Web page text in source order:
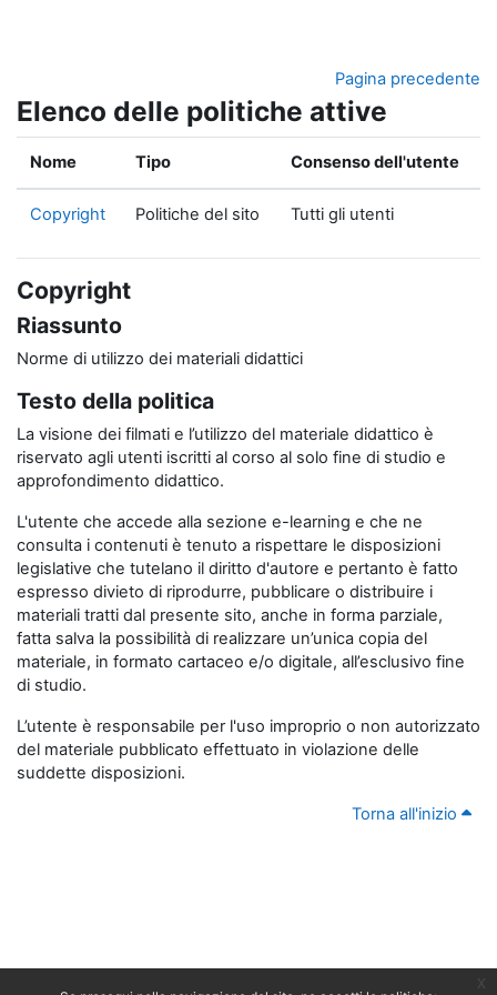
Pagina precedente
Elenco delle politiche attive
Nome Tipo Consenso dell'utente
Copyright Politiche del sito Tutti gli utenti
Copyright
Riassunto
Norme di utilizzo dei materiali didattici
Testo della politica
La visione dei filmati e l’utilizzo del materiale didattico è
riservato agli utenti iscritti al corso al solo fine di studio e
approfondimento didattico.
L'utente che accede alla sezione e-learning e che ne
consulta i contenuti è tenuto a rispettare le disposizioni
legislative che tutelano il diritto d'autore e pertanto è fatto
espresso divieto di riprodurre, pubblicare o distribuire i
materiali tratti dal presente sito, anche in forma parziale,
fatta salva la possibilità di realizzare un’unica copia del
materiale, in formato cartaceo e/o digitale, all’esclusivo fine
di studio.
L’utente è responsabile per l'uso improprio o non autorizzato
del materiale pubblicato effettuato in violazione delle
suddette disposizioni.
Torna all'inizio